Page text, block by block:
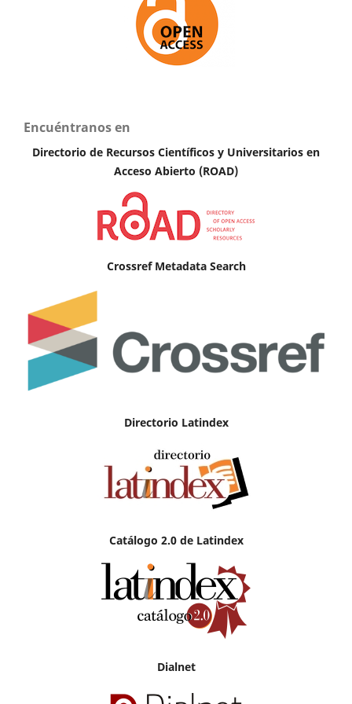
Encuéntranos en
Directorio de Recursos Científicos y Universitarios en
Acceso Abierto (ROAD)
Crossref Metadata Search
Directorio Latindex
Catálogo 2.0 de Latindex
Dialnet